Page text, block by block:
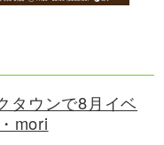
タウンで8月イベ
mori